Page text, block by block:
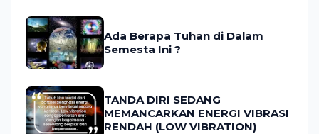
Ada Berapa Tuhan di Dalam
Semesta Ini ?
TANDA DIRI SEDANG
MEMANCARKAN ENERGI VIBRASI
RENDAH (LOW VIBRATION)